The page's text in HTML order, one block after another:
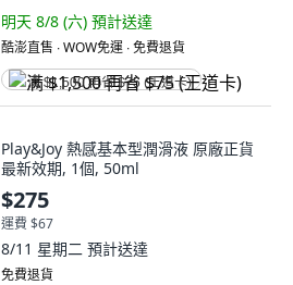
明天 8/8 (六) 預計送達
酷澎直售 ∙ WOW免運 ∙ 免費退貨
满 $1,500 再省 $75 (王道卡)
Play&Joy 熱感基本型潤滑液 原廠正貨
最新效期, 1個, 50ml
$275
運費 $67
8/11 星期二 預計送達
免費退貨